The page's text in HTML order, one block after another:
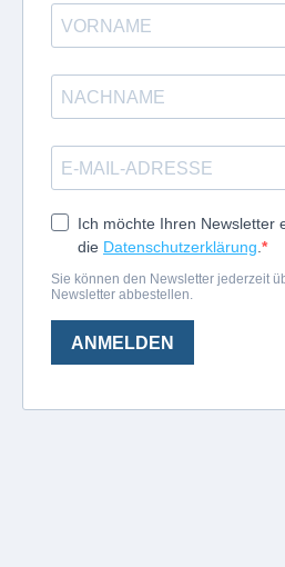
Ich möchte Ihren Newsletter
die Datenschutzerklärung
Sie können den Newsletter jederzeit
Newsletter abbestellen.
ANMELDEN